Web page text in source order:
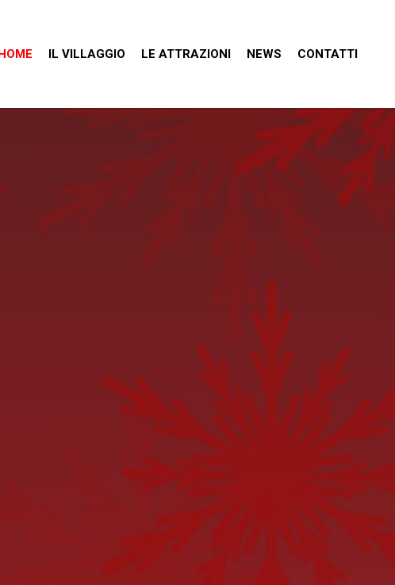
IL VILLAGGIO LE ATTRAZIONI NEWS CONTATTI